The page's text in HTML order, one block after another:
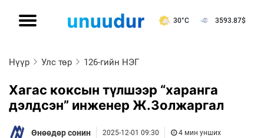
30°C 3593.87$
Нүүр Улс төр 126-гийн НЭГ
Хагас коксын түлшээр “харанга
дэлдсэн” инженер Ж.Золжаргал
Өнөөдөр сонин 2025-12-01 09:30 4 мин унших